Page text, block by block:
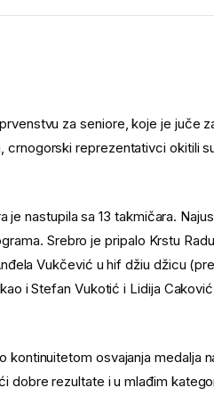
za seniore, koje je juče
crnogorski reprezentativci okitili
nastupila sa 13 takmičara.
Srebro je pripalo Krstu
Vukčević u hif džiu džicu
i Stefan Vukotić i Lidija
osvajanja medalja
dobre rezultate i u mlađim